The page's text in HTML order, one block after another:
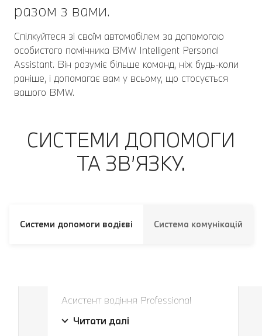
разом з вами.
Спілкуйтеся зі своїм автомобілем за допомогою
особистого помічника BMW Intelligent Personal
Assistant. Він розуміє більше команд, ніж будь-коли
раніше, і допомагає вам у всьому, що стосується
вашого BMW.
СИСТЕМИ ДОПОМОГИ
ТА ЗВ’ЯЗКУ.
Системи допомоги водієві Система комунікацій
Завжди в правильній смузі і на
правильній дистанції.
Асистент водіння Professional
власній смузі руху та на потрібній
Читати далі